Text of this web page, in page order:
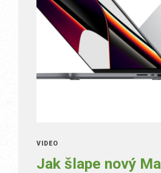
VIDEO
Jak šlape nový